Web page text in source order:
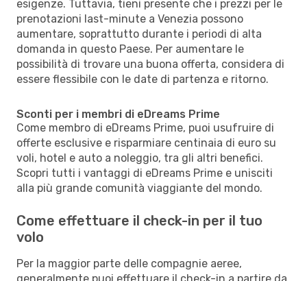
esigenze. Tuttavia, tieni presente che i prezzi per le
prenotazioni last-minute a Venezia possono
aumentare, soprattutto durante i periodi di alta
domanda in questo Paese. Per aumentare le
possibilità di trovare una buona offerta, considera di
essere flessibile con le date di partenza e ritorno.
Sconti per i membri di eDreams Prime
Come membro di eDreams Prime, puoi usufruire di
offerte esclusive e risparmiare centinaia di euro su
voli, hotel e auto a noleggio, tra gli altri benefici.
Scopri tutti i vantaggi di eDreams Prime e unisciti
alla più grande comunità viaggiante del mondo.
Come effettuare il check-in per il tuo
volo
Per la maggior parte delle compagnie aeree,